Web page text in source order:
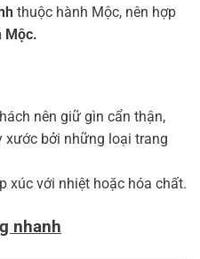
thuộc hành Mộc, nên hợp
Mộc.
nên giữ gìn cẩn thận,
xước bởi những loại trang
xúc với nhiệt hoặc hóa chất.
nhanh